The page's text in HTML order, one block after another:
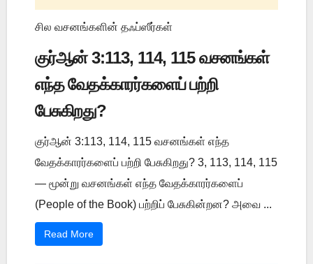
சில வசனங்களின் தஃப்ஸீர்கள்
குர்ஆன் 3:113, 114, 115 வசனங்கள்
எந்த வேதக்காரர்களைப் பற்றி
பேசுகிறது?
குர்ஆன் 3:113, 114, 115 வசனங்கள் எந்த
வேதக்காரர்களைப் பற்றி பேசுகிறது? 3, 113, 114, 115
— மூன்று வசனங்கள் எந்த வேதக்காரர்களைப்
(People of the Book) பற்றிப் பேசுகின்றன? அவை ...
Read More